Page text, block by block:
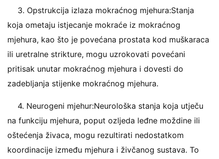
3. Opstrukcija izlaza mokraćnog mjehura:Stanja
koja ometaju istjecanje mokraće iz mokraćnog
mjehura, kao što je povećana prostata kod muškaraca
ili uretralne strikture, mogu uzrokovati povećani
pritisak unutar mokraćnog mjehura i dovesti do
zadebljanja stijenke mokraćnog mjehura.
4. Neurogeni mjehur:Neurološka stanja koja utječu
na funkciju mjehura, poput ozljeda leđne moždine ili
oštećenja živaca, mogu rezultirati nedostatkom
koordinacije između mjehura i živčanog sustava. To